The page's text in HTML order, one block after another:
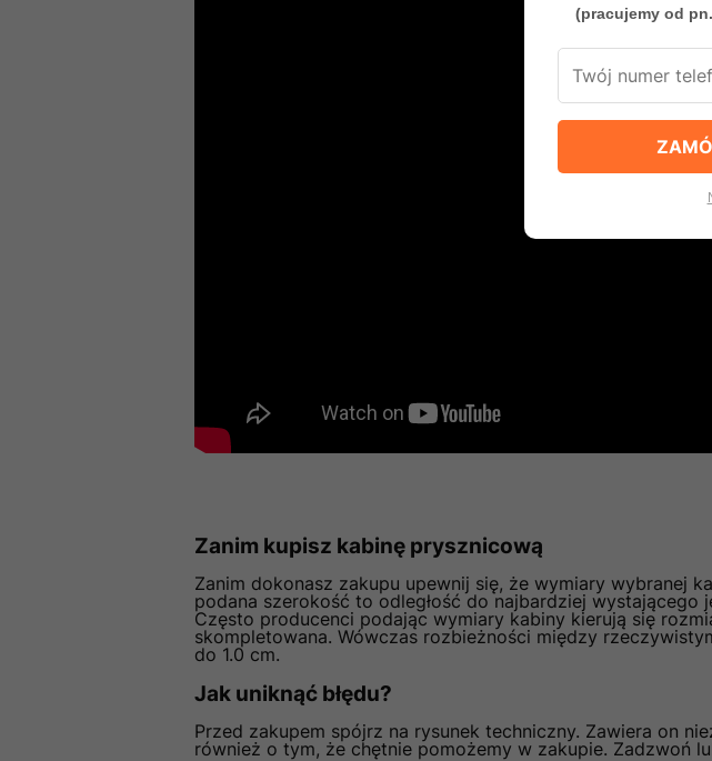
Zanim kupisz kabinę prysznicową
Zanim dokonasz zakupu upewnij się, że wymiary wybranej
podana szerokość to odległość do najbardziej
Często producenci podając wymiary kabiny kierują się
skompletowana. Wówczas rozbieżności między
do 1.0 cm.
Jak uniknąć błędu?
Przed zakupem spójrz na rysunek techniczny. Zawiera on
również o tym, że chętnie pomożemy w zakupie. Zadzwoń
(pracujemy od